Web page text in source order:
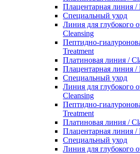
Плацентарная линия /
Специальный уход
Линия для глубокого
Cleansing
Пептидно-
Treatment
Платиновая линия /
Плацентарная линия /
Специальный уход
Линия для глубокого
Cleansing
Пептидно-
Treatment
Платиновая линия /
Плацентарная линия /
Специальный уход
Линия для глубокого